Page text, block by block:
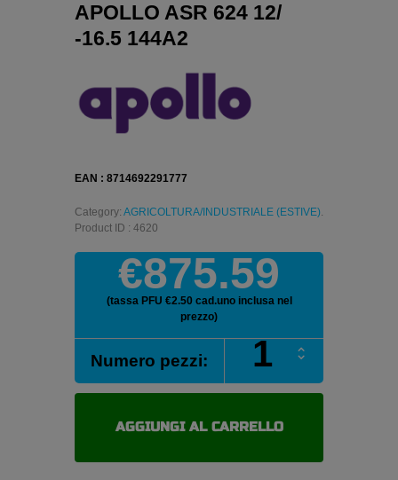
APOLLO ASR 624 12/
-16.5 144A2
EAN : 8714692291777
Category: AGRICOLTURA/INDUSTRIALE (ESTIVE).
Product ID : 4620
€875.59
(tassa PFU €2.50 cad.uno inclusa nel
prezzo)
Numero pezzi:
APOLLO
624
-16.5
AGGIUNGI AL CARRELLO